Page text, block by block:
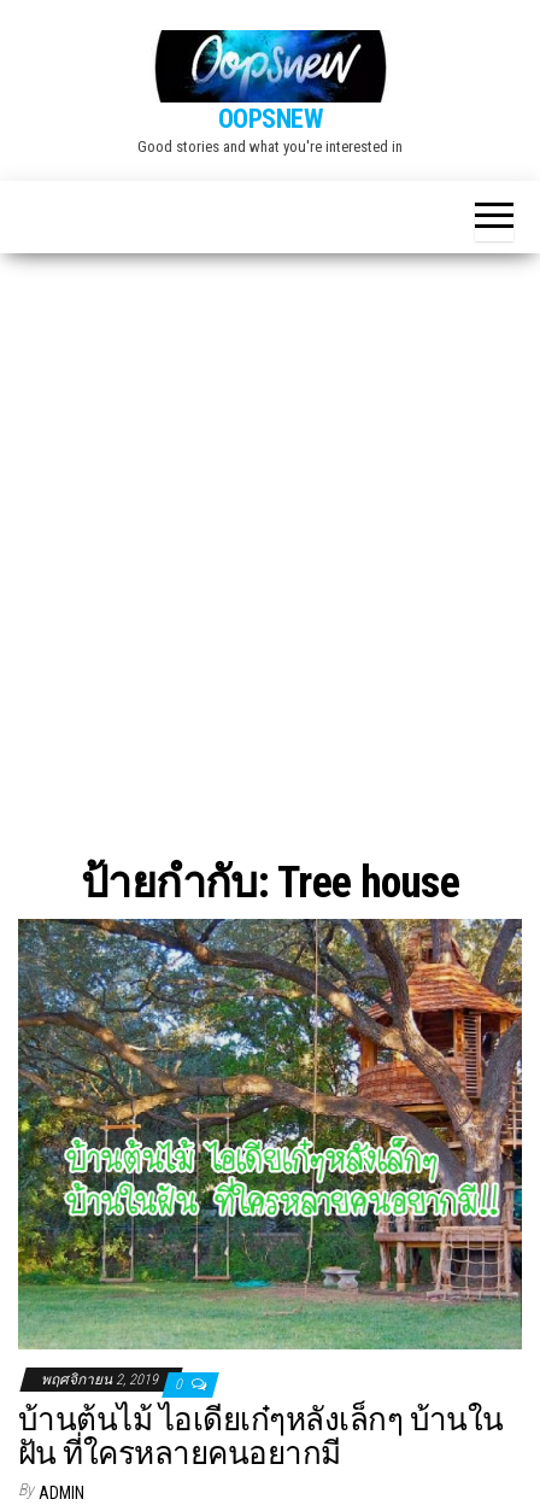
OOPSNEW
Good stories and what you're interested in
ป้ายกำกับ: Tree house
พฤศจิกายน 2, 2019 0
บ้านต้นไม้ ไอเดียเก๋ๆหลังเล็กๆ บ้านใน
ฝัน ที่ใครหลายคนอยากมี
By ADMIN